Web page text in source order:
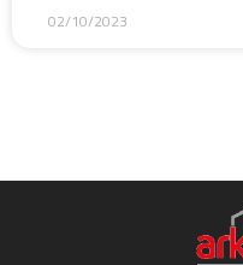
02/10/2023